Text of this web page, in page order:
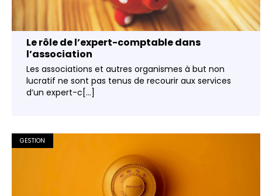
Le rôle de l’expert-comptable dans
l’association
Les associations et autres organismes à but non
lucratif ne sont pas tenus de recourir aux services
d’un expert-c[...]
GESTION